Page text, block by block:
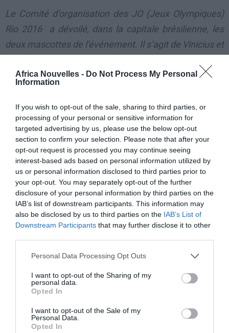
Africa Nouvelles - Do Not Process My Personal
Information
If you wish to opt-out of the sale, sharing to third parties, or
processing of your personal or sensitive information for
targeted advertising by us, please use the below opt-out
section to confirm your selection. Please note that after your
opt-out request is processed you may continue seeing
interest-based ads based on personal information utilized by
us or personal information disclosed to third parties prior to
your opt-out. You may separately opt-out of the further
disclosure of your personal information by third parties on the
IAB’s list of downstream participants. This information may
also be disclosed by us to third parties on the IAB’s List of
Downstream Participants that may further disclose it to other
Personal Data Processing Opt Outs
I want to opt-out of the Sharing of my
personal data.
Opted In
I want to opt-out of the Sale of my
Personal Data.
Opted In
Le Comité d’organisation des JO (Jeux Olympiques)
Rio 2016 a dévoilé, dans la capitale brésilienne, les
deux mascottes de l’événement. Il s’agit de Vinicius et
Vinicius sera la mascotte des Jeux Olympiques et
Le Comité
d’organisation des JO
(Jeux Olympiques) Rio
2016 a dévoilé, dans la
capitale brésilienne, les
deux mascottes de
l’événement. Il s’agit de Vinicius et Tom, qui ont été
retenu à l’issue d’un vote populaire. Vinicius sera la
mascotte des Jeux Olympiques et Tom celle des
Jeux paralympiques. Ces deux noms sont en
hommage à deux légendes de la musique
brésilienne, Vinicius de Moraes et Tom Jobim.
mascottes.